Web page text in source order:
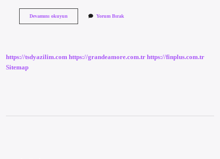
Devamını okuyunDevlet
Yorum Bırak
https://tsdyazilim.com https://grandeamore.com.tr https://finplus.com.tr
Sitemap